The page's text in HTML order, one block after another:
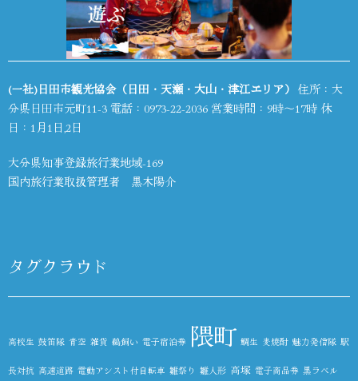
(一社)日田市観光協会（日田・天瀬・大山・津江エリア） 住所：大
分県日田市元町11-3 電話： 0973-22-2036 営業時間：9時～17時 休
日：1月1日,2日
大分県知事登録旅行業地域-169
国内旅行業取扱管理者 黒木陽介
タグクラウド
高校生 鼓笛隊 青空 雑貨 鵜飼い 電子宿泊券 隈町 鯛生 麦焼酎 魅力発信隊 駅
長対抗 高速道路 電動アシスト付自転車 雛祭り 雛人形 高塚 電子商品券 黒ラベル